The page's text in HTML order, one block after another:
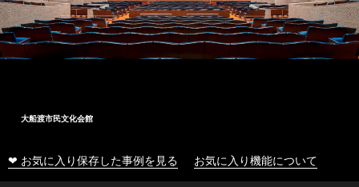
大船渡市民文化会館
❤ お気に入り保存した事例を見る お気に入り機能について